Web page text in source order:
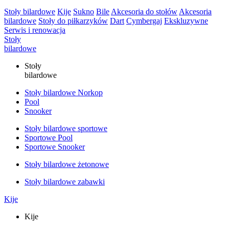
Stoły bilardowe Kije Sukno Bile Akcesoria do stołów Akcesoria
bilardowe Stoły do piłkarzyków Dart Cymbergaj Ekskluzywne
Serwis i renowacja
Stoły
bilardowe
Stoły
bilardowe
Stoły bilardowe Norkop
Pool
Snooker
Stoły bilardowe sportowe
Sportowe Pool
Sportowe Snooker
Stoły bilardowe żetonowe
Stoły bilardowe zabawki
Kije
Kije